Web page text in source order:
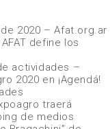
2020 – Afat.org.ar
AFAT define los
actividades –
2020 en ¡Agendá!
traerá
de medios